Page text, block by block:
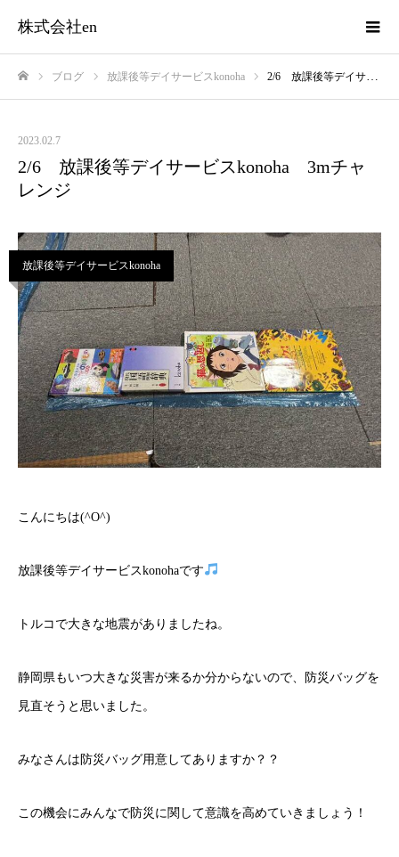
株式会社en
ブログ 放課後等デイサービスkonoha 2/6 放課後等デイサービスkonoha 3mチャレンジ
2023.02.7
2/6 放課後等デイサービスkonoha 3mチャ
レンジ
放課後等デイサービスkonoha
こんにちは(^O^)
放課後等デイサービスkonohaです
トルコで大きな地震がありましたね。
静岡県もいつ大きな災害が来るか分からないので、防災バッグを
見直そうと思いました。
みなさんは防災バッグ用意してありますか？？
この機会にみんなで防災に関して意識を高めていきましょう！